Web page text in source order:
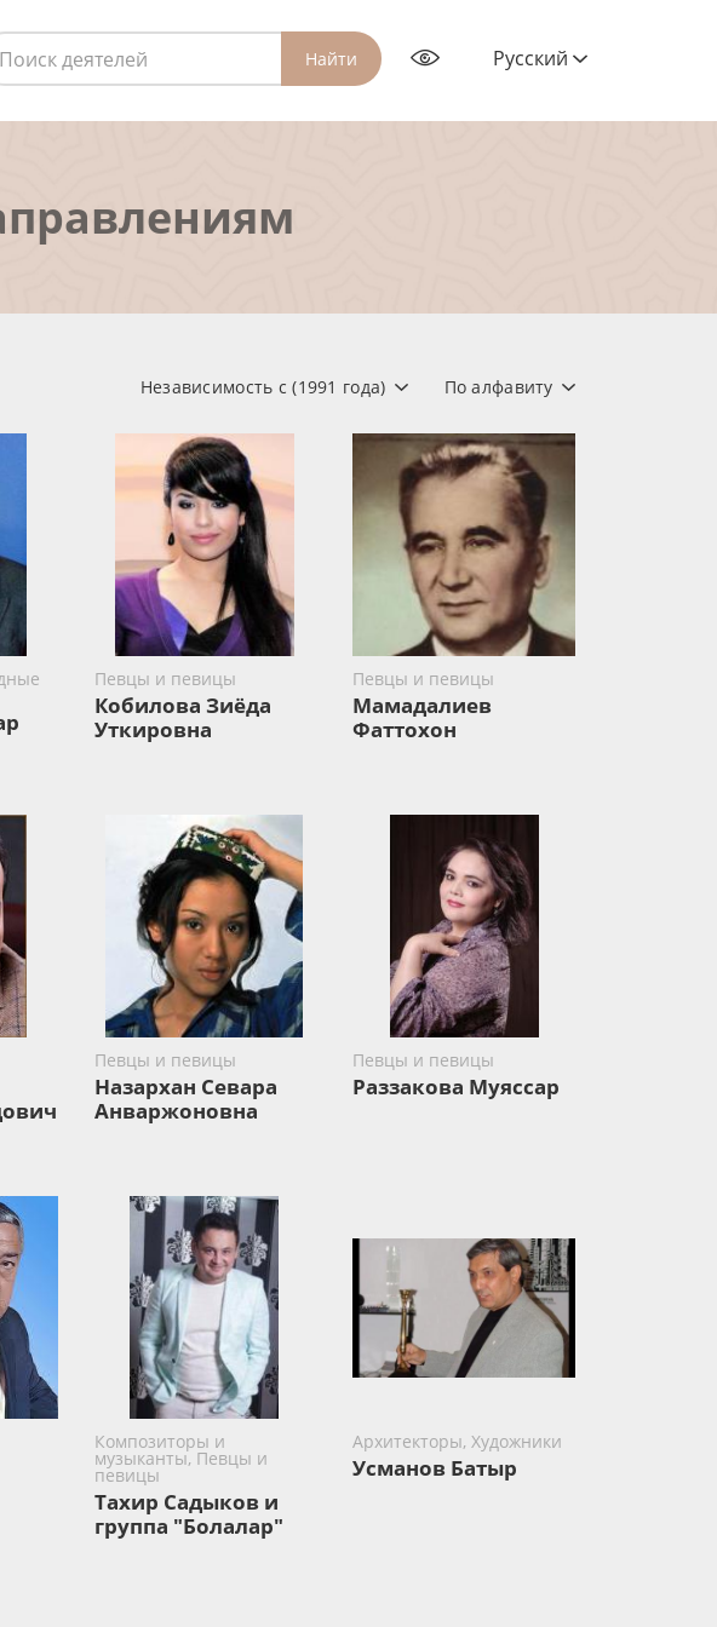
Найти Русский
По алфавиту
Независимость с (1991 года)
Певцы и певицы
Кобилова Зиёда
Уткировна
Певцы и певицы
Мамадалиев
Фаттохон
Певцы и певицы
Назархан Севара
Анваржоновна
Певцы и певицы
Раззакова Муяссар
Композиторы и
музыканты, Певцы и
певицы
Тахир Садыков и
группа "Болалар"
Архитекторы, Художники
Усманов Батыр